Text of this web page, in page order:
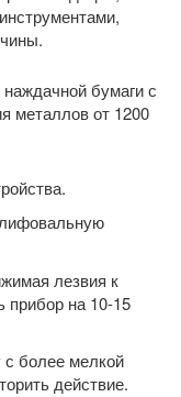
бумаги с
металлов от 1200
лезвия к
прибор на 10-15
более мелкой
действие.